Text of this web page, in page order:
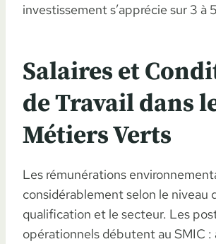
investissement s’apprécie sur 3 à
Salaires et
de Travail dans
Métiers Verts
Les rémunérations
considérablement selon le niveau
qualification et le secteur. Les
opérationnels débutent au SMIC :